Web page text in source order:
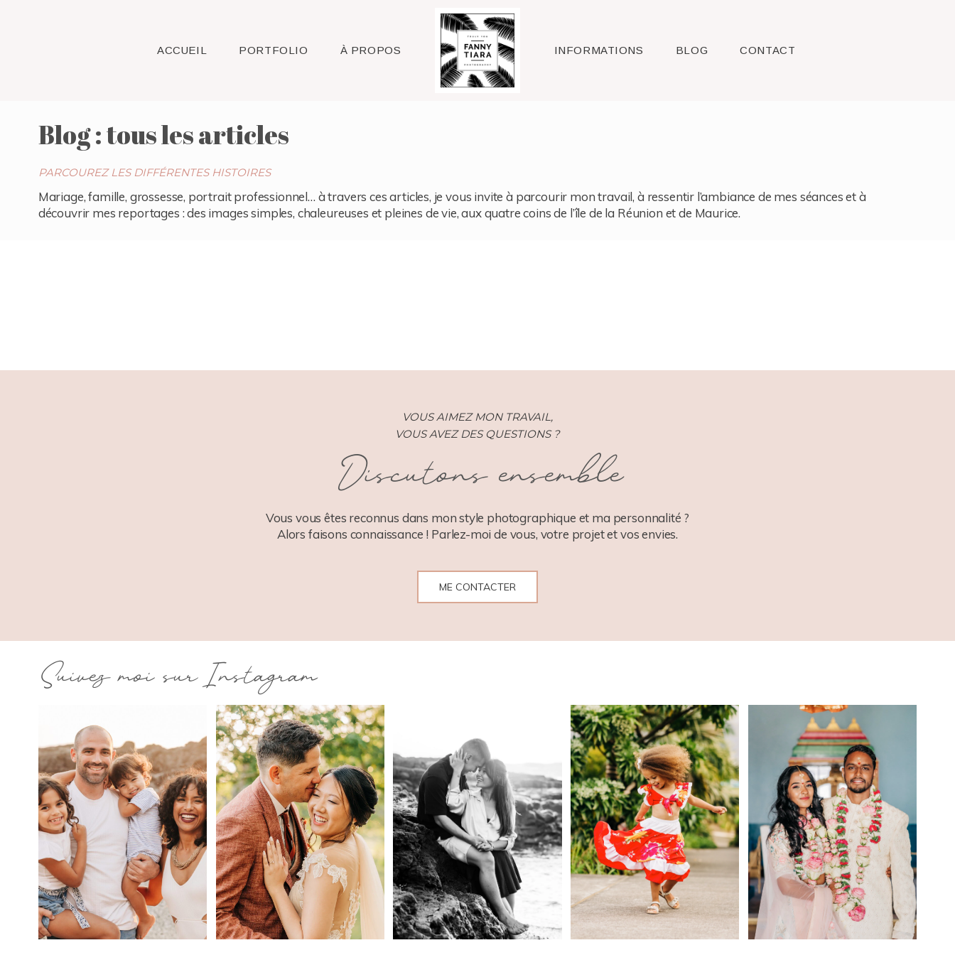
ACCUEIL PORTFOLIO À PROPOS Raleigh INFORMATIONS BLOG CONTACT
Blog : tous les articles
PARCOUREZ LES DIFFÉRENTES HISTOIRES
Mariage, famille, grossesse, portrait professionnel… à travers ces articles, je vous invite à parcourir mon travail, à ressentir l’ambiance de mes séances et à
découvrir mes reportages : des images simples, chaleureuses et pleines de vie, aux quatre coins de l’île de la Réunion et de Maurice.
VOUS AIMEZ MON TRAVAIL,
VOUS AVEZ DES QUESTIONS ?
Discutons ensemble
Vous vous êtes reconnus dans mon style photographique et ma personnalité ?
Alors faisons connaissance ! Parlez-moi de vous, votre projet et vos envies.
ME CONTACTER
Suivez moi sur Instagram